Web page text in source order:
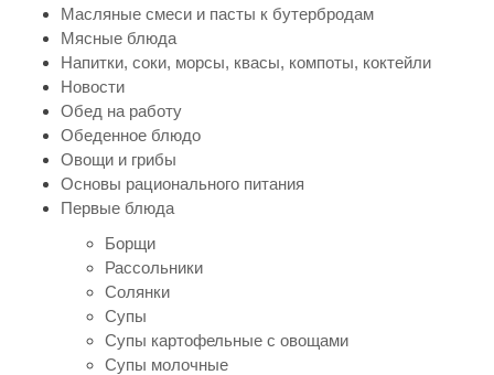
Масляные смеси и пасты к бутербродам
Мясные блюда
Напитки, соки, морсы, квасы, компоты, коктейли
Новости
Обед на работу
Обеденное блюдо
Овощи и грибы
Основы рационального питания
Первые блюда
Борщи
Рассольники
Солянки
Супы
Супы картофельные с овощами
Супы молочные